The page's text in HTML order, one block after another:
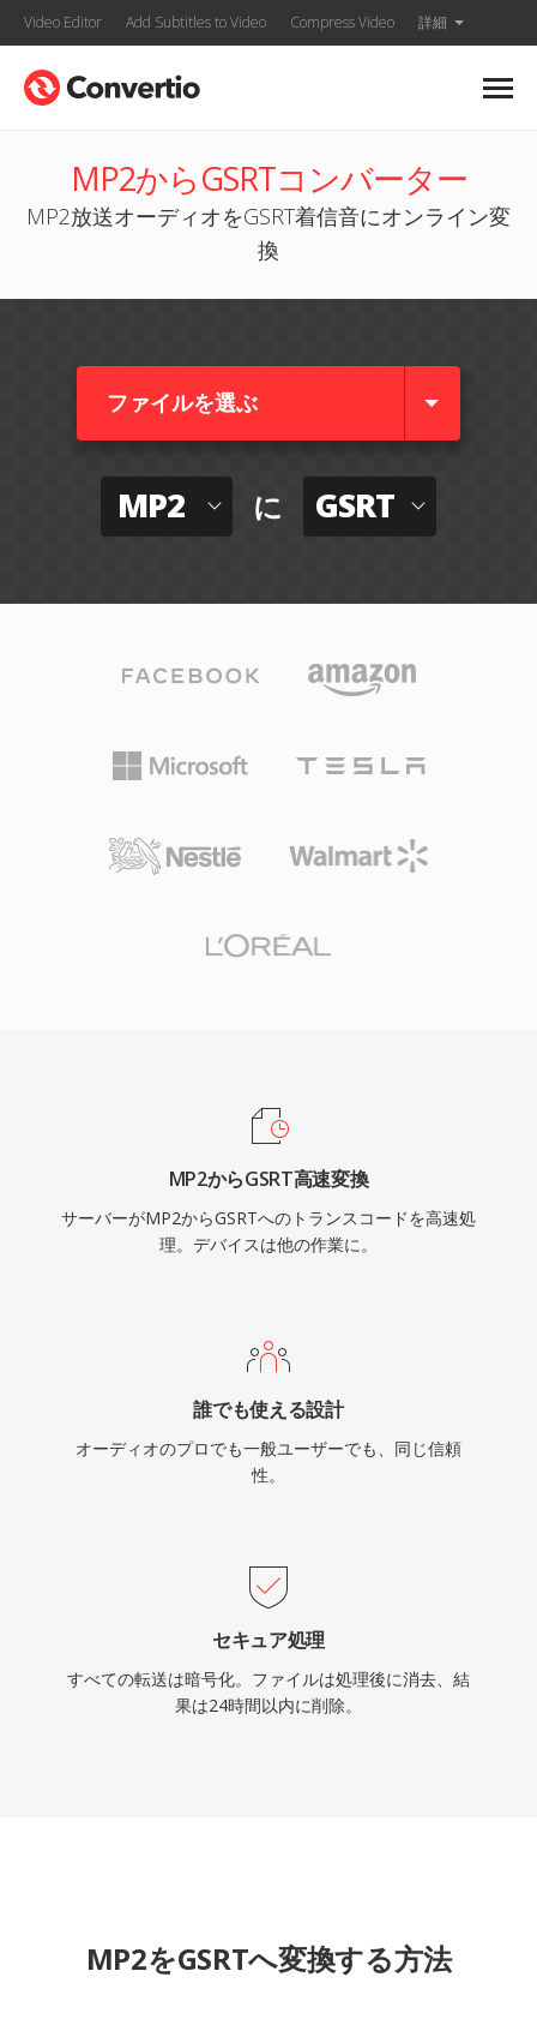
Video Editor Add Subtitles to Video Compress Video 詳細
MP2からGSRTコンバーター
MP2放送オーディオをGSRT着信音にオンライン変
換
ファイルを選ぶ
MP2 に GSRT
MP2からGSRT高速変換
サーバーがMP2からGSRTへのトランスコードを高速処
理。デバイスは他の作業に。
誰でも使える設計
オーディオのプロでも一般ユーザーでも、同じ信頼
性。
セキュア処理
すべての転送は暗号化。ファイルは処理後に消去、結
果は24時間以内に削除。
MP2をGSRTへ変換する方法